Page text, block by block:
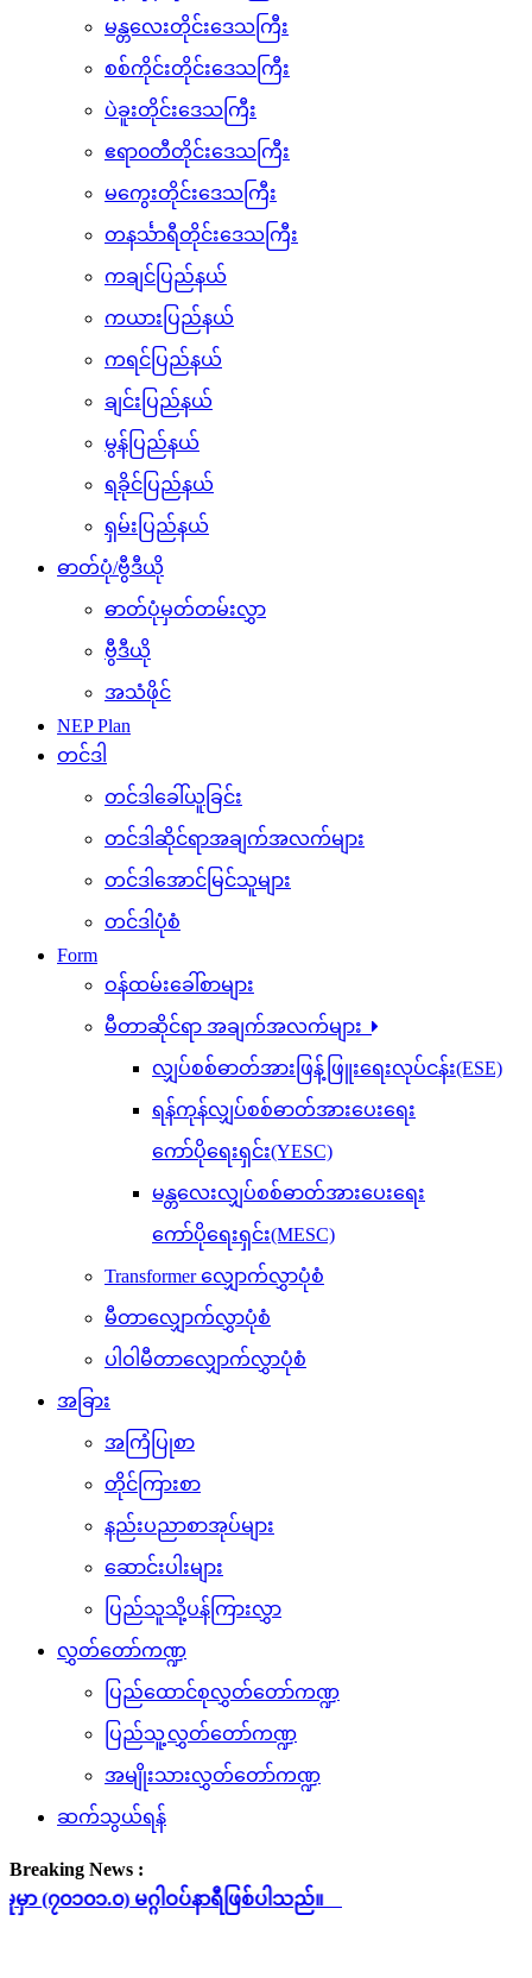
မန္တလေးတိုင်းဒေသကြီး
စစ်ကိုင်းတိုင်းဒေသကြီး
ပဲခူးတိုင်းဒေသကြီး
ဧရာ၀တီတိုင်းဒေသကြီး
မကွေးတိုင်းဒေသကြီး
တနင်္သာရီတိုင်းဒေသကြီး
ကချင်ပြည်နယ်
ကယားပြည်နယ်
ကရင်ပြည်နယ်
ချင်းပြည်နယ်
မွန်ပြည်နယ်
ရခိုင်ပြည်နယ်
ရှမ်းပြည်နယ်
ဓာတ်ပုံ/ဗွီဒီယို
ဓာတ်ပုံမှတ်တမ်းလွှာ
ဗွီဒီယို
အသံဖိုင်
NEP Plan
တင်ဒါ
တင်ဒါခေါ်ယူခြင်း
တင်ဒါဆိုင်ရာအချက်အလက်များ
တင်ဒါအောင်မြင်သူများ
တင်ဒါပုံစံ
Form
ဝန်ထမ်းခေါ်စာများ
မီတာဆိုင်ရာ အချက်အလက်များ
လျှပ်စစ်ဓာတ်အားဖြန့်ဖြူးရေးလုပ်ငန်း(ESE)
ရန်ကုန်လျှပ်စစ်ဓာတ်အားပေးရေး
ကော်ပိုရေးရှင်း(YESC)
မန္တလေးလျှပ်စစ်ဓာတ်အားပေးရေး
ကော်ပိုရေးရှင်း(MESC)
Transformer လျှောက်လွှာပုံစံ
မီတာလျှောက်လွှာပုံစံ
ပါဝါမီတာလျှောက်လွှာပုံစံ
အခြား
အကြံပြုစာ
တိုင်ကြားစာ
နည်းပညာစာအုပ်များ
ဆောင်းပါးများ
ပြည်သူသို့ပန်ကြားလွှာ
လွှတ်တော်ကဏ္ဍ
ပြည်ထောင်စုလွှတ်တော်ကဏ္ဍ
ပြည်သူ့လွှတ်တော်ကဏ္ဍ
အမျိုးသားလွှတ်တော်ကဏ္ဍ
ဆက်သွယ်ရန်
Breaking News :
မဂ္ဂါဝပ်နာရီဖြစ်ပါသည်။